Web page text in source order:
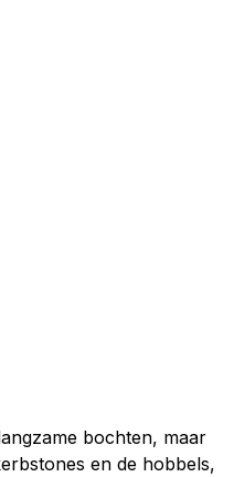
bochten, maar
en de hobbels,